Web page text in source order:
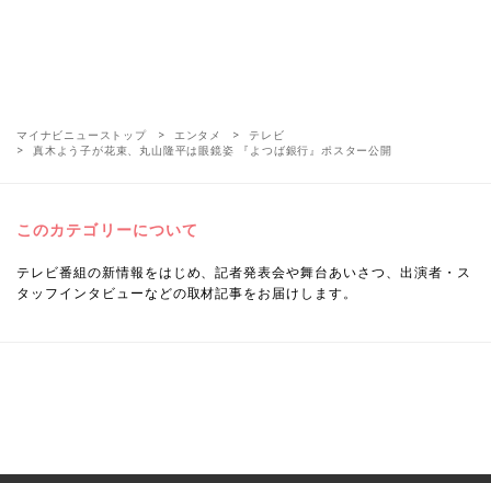
マイナビニューストップ エンタメ
テレビ
真木よう子が花束、丸山隆平は眼鏡姿 『よつば銀行』ポスター公開
このカテゴリーについて
テレビ番組の新情報をはじめ、記者発表会や舞台あいさつ、出演者・ス
タッフインタビューなどの取材記事をお届けします。